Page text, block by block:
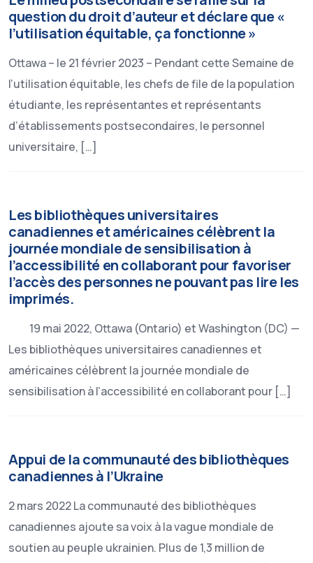
question du droit d’auteur et déclare que «
l’utilisation équitable, ça fonctionne »
Ottawa – le 21 février 2023 – Pendant cette Semaine de
l’utilisation équitable, les chefs de file de la population
étudiante, les représentantes et représentants
d’établissements postsecondaires, le personnel
universitaire, […]
Les bibliothèques universitaires
canadiennes et américaines célèbrent la
journée mondiale de sensibilisation à
l’accessibilité en collaborant pour favoriser
l’accès des personnes ne pouvant pas lire les
imprimés.
19 mai 2022, Ottawa (Ontario) et Washington (DC) —
Les bibliothèques universitaires canadiennes et
américaines célèbrent la journée mondiale de
sensibilisation à l’accessibilité en collaborant pour […]
Appui de la communauté des bibliothèques
canadiennes à l’Ukraine
2 mars 2022 La communauté des bibliothèques
canadiennes ajoute sa voix à la vague mondiale de
soutien au peuple ukrainien. Plus de 1,3 million de